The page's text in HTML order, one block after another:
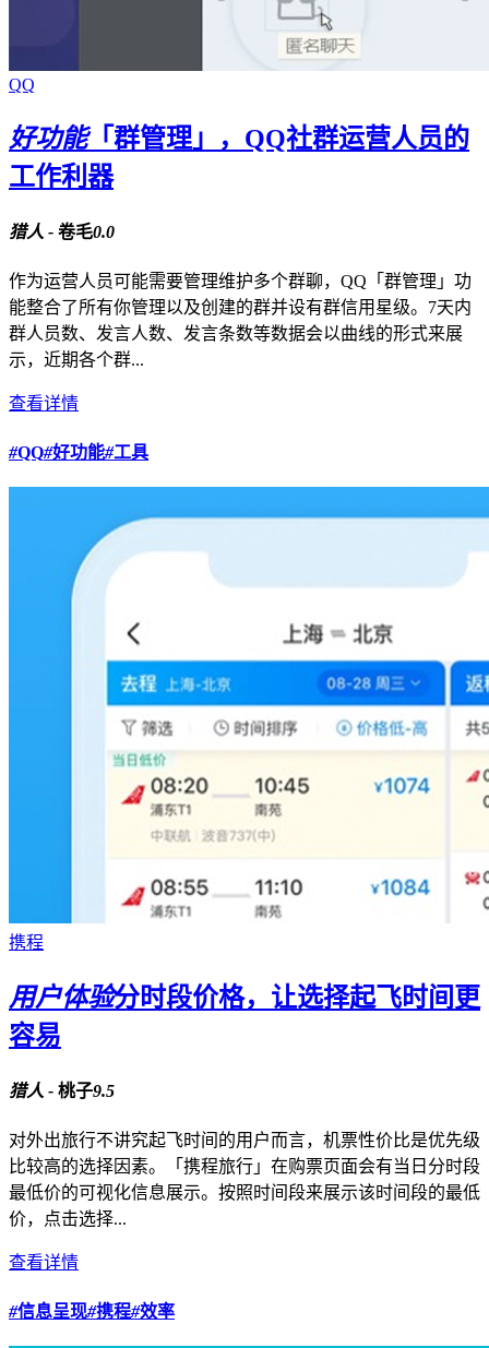
QQ
好功能「群管理」，QQ社群运营人员的
工作利器
猎人 - 卷毛0.0
作为运营人员可能需要管理维护多个群聊，QQ「群管理」功
能整合了所有你管理以及创建的群并设有群信用星级。7天内
群人员数、发言人数、发言条数等数据会以曲线的形式来展
示，近期各个群...
查看详情
#QQ#好功能#工具
携程
用户体验分时段价格，让选择起飞时间更
容易
猎人 - 桃子9.5
对外出旅行不讲究起飞时间的用户而言，机票性价比是优先级
比较高的选择因素。「携程旅行」在购票页面会有当日分时段
最低价的可视化信息展示。按照时间段来展示该时间段的最低
价，点击选择...
查看详情
#信息呈现#携程#效率